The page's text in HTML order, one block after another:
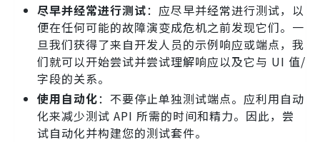
尽早并经常进行测试：应尽早并经常进行测试，以
便在任何可能的故障演变成危机之前发现它们。一
旦我们获得了来自开发人员的示例响应或端点，我
们就可以开始尝试并尝试理解响应以及它与 UI 值/
字段的关系。
使用自动化：不要停止单独测试端点。应利用自动
化来减少测试 API 所需的时间和精力。因此，尝
试自动化并构建您的测试套件。